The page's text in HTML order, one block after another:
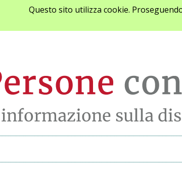
Questo sito utilizza cookie.